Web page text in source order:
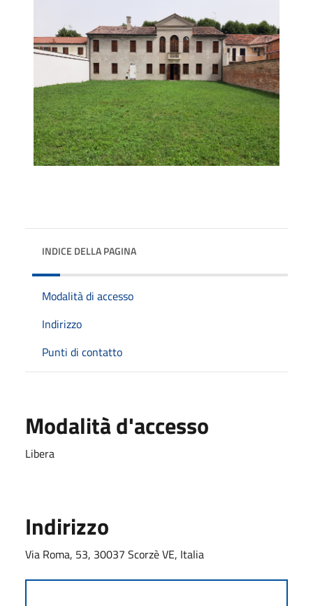
INDICE DELLA PAGINA
Modalità di accesso
Indirizzo
Punti di contatto
Modalità d'accesso
Libera
Indirizzo
Via Roma, 53, 30037 Scorzè VE, Italia